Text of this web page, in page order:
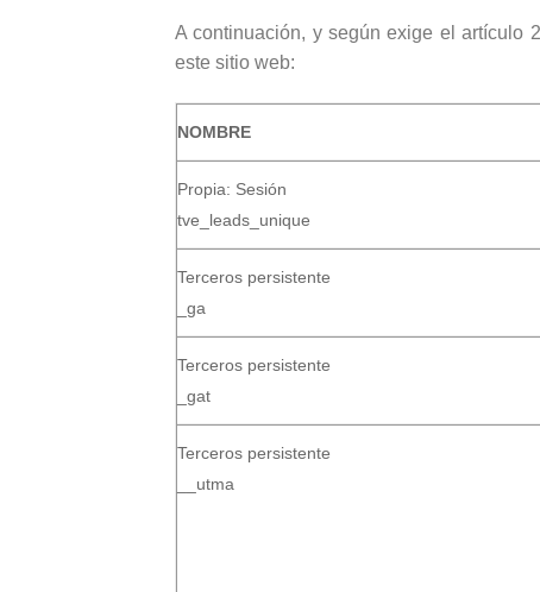
A continuación, y según exige el artículo
este sitio web:
NOMBRE
Propia: Sesión
tve_leads_unique
Terceros persistente
_ga
Terceros persistente
_gat
Terceros persistente
__utma